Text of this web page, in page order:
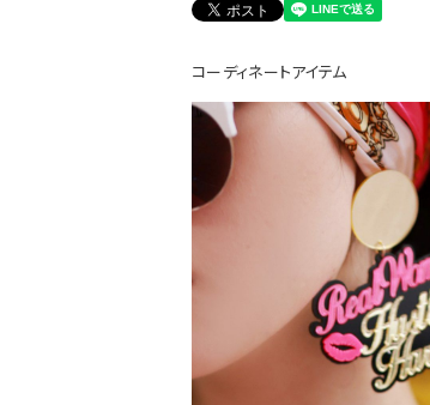
コーディネートアイテム